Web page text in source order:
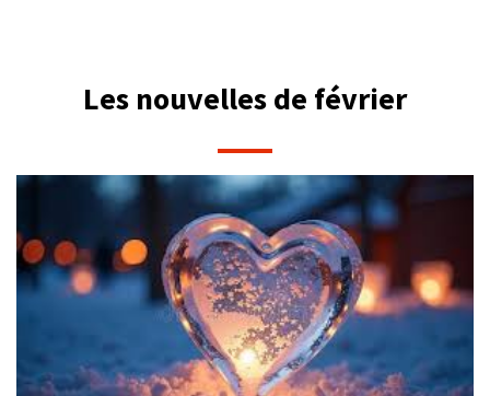
Les nouvelles de février